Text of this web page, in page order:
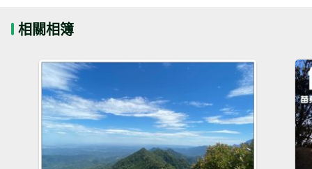
相關相簿